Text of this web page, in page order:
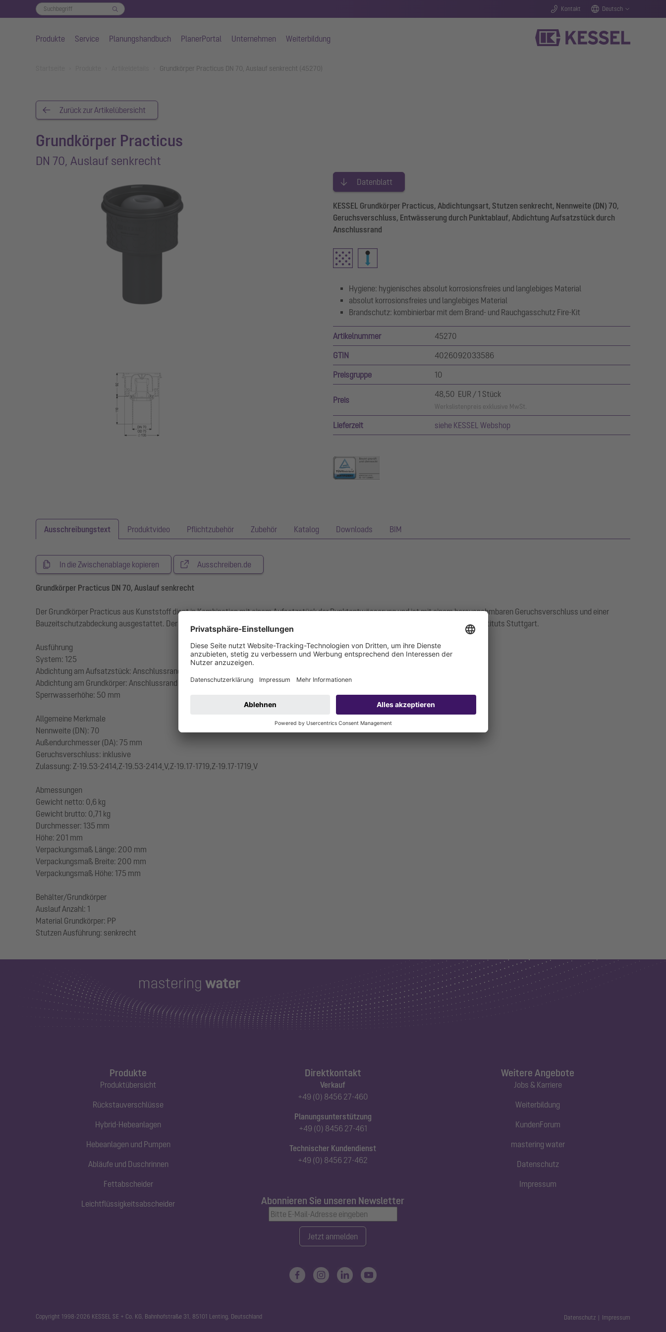
Kontakt Deutsch
Produkte Service Planungshandbuch PlanerPortal Unternehmen Weiterbildung
Grundkörper Practicus DN 70, Auslauf senkrecht (45270)
Zurück zur Artikelübersicht
Grundkörper Practicus
DN 70, Auslauf senkrecht
Datenblatt
KESSEL Grundkörper Practicus, Abdichtungsart, Stutzen senkrecht, Nennweite (DN) 70,
Geruchsverschluss, Entwässerung durch Punktablauf, Abdichtung Aufsatzstück durch
Anschlussrand
Hygiene: hygienisches absolut korrosionsfreies und langlebiges Material
absolut korrosionsfreies und langlebiges Material
Brandschutz: kombinierbar mit dem Brand- und Rauchgasschutz Fire-Kit
Artikelnummer 45270
GTIN 4026092033586
Preisgruppe 10
Preis
48,50 EUR / 1 Stück
Werkslistenpreis exklusive MwSt.
Lieferzeit siehe KESSEL Webshop
Ausschreibungstext Produktvideo Pflichtzubehör Zubehör Katalog Downloads BIM
In die Zwischenablage kopieren Ausschreiben.de
Grundkörper Practicus DN 70, Auslauf senkrecht
Der Grundkörper Practicus aus Kunststoff dient in Kombination mit einem Aufsatzstück der Punktentwässerung und ist mit einem herausnehmbaren Geruchsverschluss und einer
Bauzeitschutzabdeckung ausgestattet. Der Ablauf erfüllt besondere Schallschutzanforderungen gemäß den Messungen des Fraunhofer Instituts Stuttgart.
Ausführung
System: 125
Abdichtung am Aufsatzstück: Anschlussrand
Abdichtung am Grundkörper: Anschlussrand
Sperrwasserhöhe: 50 mm
Allgemeine Merkmale
Nennweite (DN): 70
Außendurchmesser (DA): 75 mm
Geruchsverschluss: inklusive
Zulassung: Z-19.53-2414,Z-19.53-2414_V,Z-19.17-1719,Z-19.17-1719_V
Abmessungen
Gewicht netto: 0,6 kg
Gewicht brutto: 0,71 kg
Durchmesser: 135 mm
Höhe: 201 mm
Verpackungsmaß Länge: 200 mm
Verpackungsmaß Breite: 200 mm
Verpackungsmaß Höhe: 175 mm
Behälter/Grundkörper
Auslauf Anzahl: 1
Material Grundkörper: PP
Produkte
Produktübersicht
Rückstauverschlüsse
Hybrid-Hebeanlagen
Hebeanlagen und Pumpen
Abläufe und Duschrinnen
Fettabscheider
Leichtflüssigkeitsabscheider
Direktkontakt
Verkauf
+49 (0) 8456 27-460
Planungsunterstützung
+49 (0) 8456 27-461
Technischer Kundendienst
+49 (0) 8456 27-462
Abonnieren Sie unseren Newsletter
Jetzt anmelden
Weitere Angebote
Jobs & Karriere
Weiterbildung
KundenForum
mastering water
Datenschutz
Impressum
Copyright 1998-2026 KESSEL SE + Co. KG, Bahnhofstraße 31, 85101 Lenting, Deutschland Datenschutz Impressum